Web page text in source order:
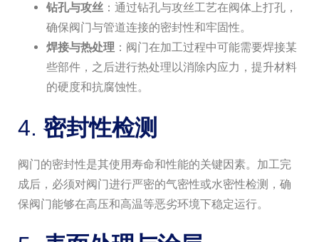
钻孔与攻丝 ：通过钻孔与攻丝工艺在阀体上打孔，
确保阀门与管道连接的密封性和牢固性。
焊接与热处理 ：阀门在加工过程中可能需要焊接某
些部件，之后进行热处理以消除内应力，提升材料
的硬度和抗腐蚀性。
4.密封性检测
阀门的密封性是其使用寿命和性能的关键因素。加工完
成后，必须对阀门进行严密的气密性或水密性检测，确
保阀门能够在高压和高温等恶劣环境下稳定运行。